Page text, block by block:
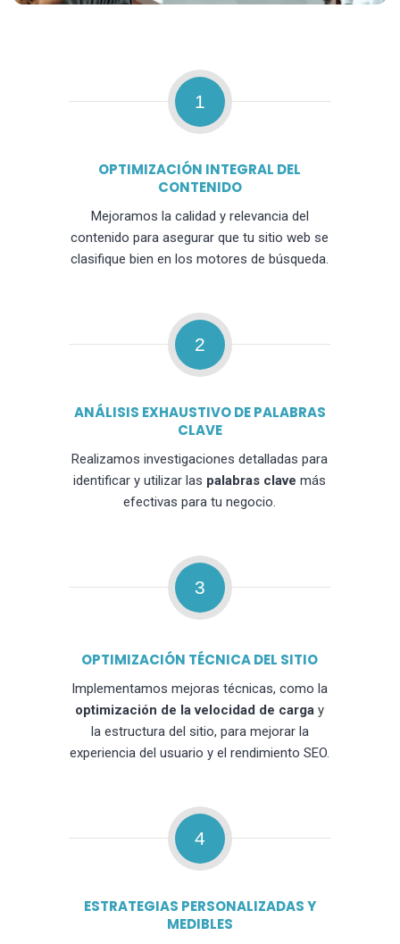
1
OPTIMIZACIÓN INTEGRAL DEL
CONTENIDO
Mejoramos la calidad y relevancia del
contenido para asegurar que tu sitio web se
clasifique bien en los motores de búsqueda.
2
ANÁLISIS EXHAUSTIVO DE PALABRAS
CLAVE
Realizamos investigaciones detalladas para
identificar y utilizar las palabras clave más
efectivas para tu negocio.
3
OPTIMIZACIÓN TÉCNICA DEL SITIO
Implementamos mejoras técnicas, como la
optimización de la velocidad de carga y
la estructura del sitio, para mejorar la
experiencia del usuario y el rendimiento SEO.
4
ESTRATEGIAS PERSONALIZADAS Y
MEDIBLES